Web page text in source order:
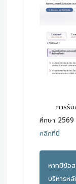
การรั
ศึกษา 2569
คลิกที่นี่
หากมีข้อ
บริหารห